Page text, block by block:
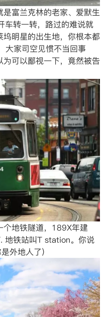
富兰克林的老家、爱默生
车转一转，路过的难说就
明星的出生地，你根本都
家司空见惯不当回事
可以鄙视一下，竟然被告
个地铁隧道，189X年建
地铁站叫T station。你说
外地人了)